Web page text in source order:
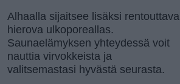
Alhaalla sijaitsee lisäksi rentouttava
hierova ulkoporeallas.
Saunaelämyksen yhteydessä voit
nauttia virvokkeista ja
valitsemastasi hyvästä seurasta.